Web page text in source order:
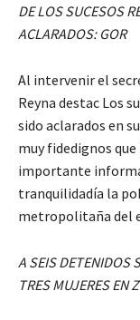
DE LOS SUCESOS
ACLARADOS: GOR
Al intervenir el
Reyna destac Los
sido aclarados en
muy fidedignos
importante
tranquilidadía la
metropolitaña del
A SEIS DETENIDOS
TRES MUJERES EN